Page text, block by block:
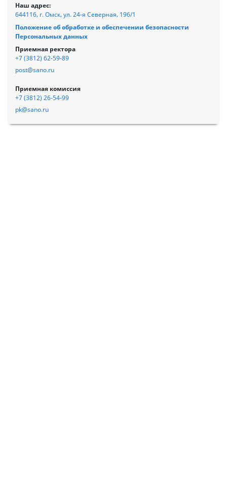
Наш адрес:
644116, г. Омск, ул. 24-я Северная, 196/1
Положение об обработке и обеспечении безопасности
Персональных данных
Приемная ректора
+7 (3812) 62-59-89
post@sano.ru
Приемная комиссия
+7 (3812) 26-54-99
pk@sano.ru